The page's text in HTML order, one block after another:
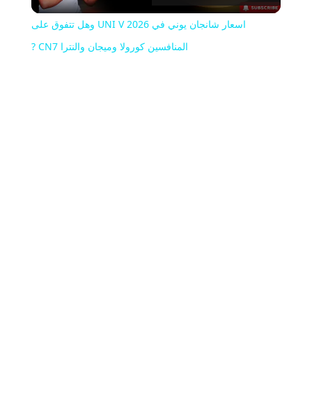
اسعار شانجان يوني في 2026 UNI V وهل تتفوق على
المنافسين كورولا وميجان والنترا CN7 ?